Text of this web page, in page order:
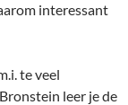
interessant
te veel
leer je de